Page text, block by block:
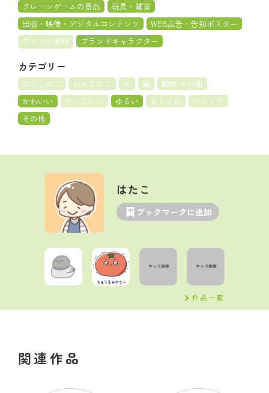
クレーンゲームの景品
玩具・雑貨
出版・映像・デジタルコンテンツ
WEB広告・告知ポスター
アイコン素材
ブランドキャラクター
カテゴリー
おとこのこ おんなのこ 犬 猫
動物 その他
かわいい
かっこいい ゆるい おしゃれ
びっくり
その他
はたこ
ブックマークに追加
作品一覧
関連作品